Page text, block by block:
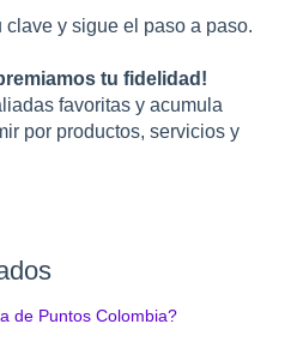
y sigue el paso a paso.
tu fidelidad!
favoritas y acumula
por productos, servicios y
de Puntos Colombia?